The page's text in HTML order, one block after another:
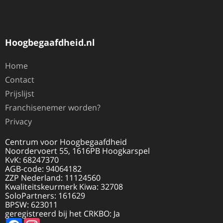
Hoogbegaafdheid.nl
Home
Contact
Prijslijst
Franchisenemer worden?
Privacy
Centrum voor Hoogbegaafdheid
Noordervoert 55, 1616PB Hoogkarspel
KvK: 68247370
AGB-code: 94064182
ZZP Nederland: 11124560
Kwaliteitskeurmerk Kiwa: 32708
SoloPartners: 161629
BPSW: 623011
geregistreerd bij het CRKBO: Ja